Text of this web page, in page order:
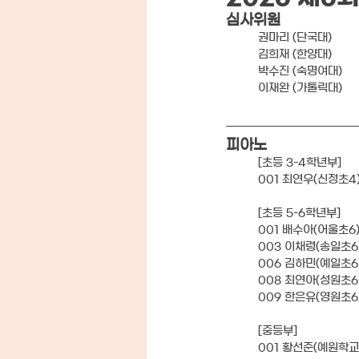
심사위원
권마리 (단국대)
김희재 (한양대)
박수진 (숙명여대)
이재완 (가톨릭대)
피아노
[초등 3-4학년부]
001 최연우(신정초
[초등 5-6학년부]
001 배수아(어울초6)
003 이채령(송일초
006 김하민(예일초
008 최연아(성원초
009 한은유(영원초
[중등부]
001 황선준(예원학